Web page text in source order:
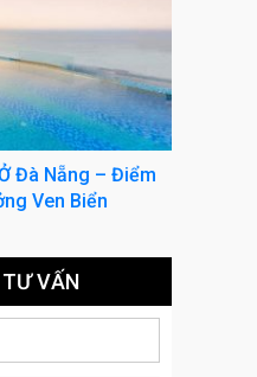
Đà Nẵng – Điểm
Ven Biển
TƯ VẤN